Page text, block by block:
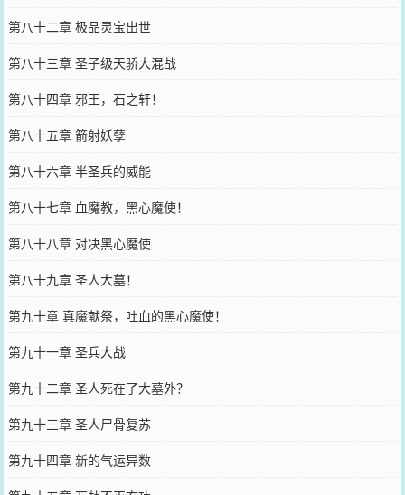
第八十二章 极品灵宝出世
第八十三章 圣子级天骄大混战
第八十四章 邪王，石之轩！
第八十五章 箭射妖孽
第八十六章 半圣兵的威能
第八十七章 血魔教，黑心魔使！
第八十八章 对决黑心魔使
第八十九章 圣人大墓！
第九十章 真魔献祭，吐血的黑心魔使！
第九十一章 圣兵大战
第九十二章 圣人死在了大墓外？
第九十三章 圣人尸骨复苏
第九十四章 新的气运异数